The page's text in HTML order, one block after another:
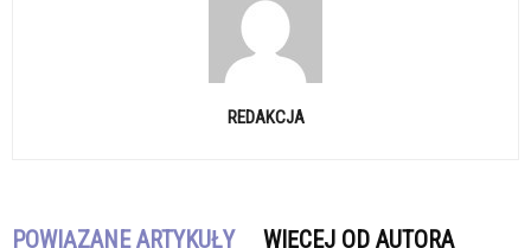
REDAKCJA
POWIĄZANE ARTYKUŁY WIĘCEJ OD AUTORA